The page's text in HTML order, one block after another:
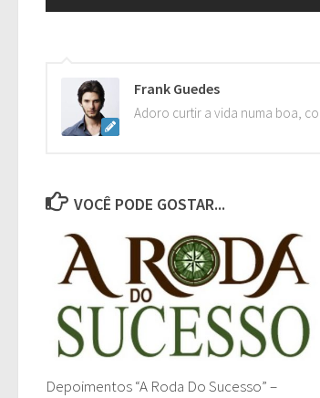
Frank Guedes
Adoro curtir a vida numa boa,
VOCÊ PODE GOSTAR...
Depoimentos “A Roda Do Sucesso” –